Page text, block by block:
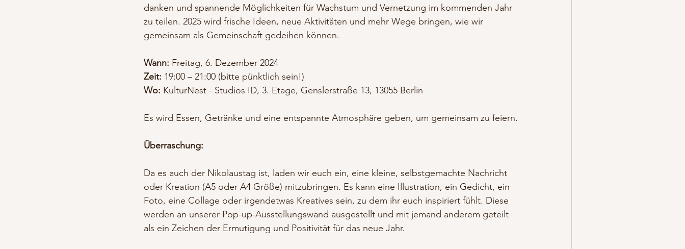
danken und spannende Möglichkeiten für Wachstum und Vernetzung im kommenden Jahr
zu teilen. 2025 wird frische Ideen, neue Aktivitäten und mehr Wege bringen, wie wir
gemeinsam als Gemeinschaft gedeihen können.
Wann: Freitag, 6. Dezember 2024
Zeit: 19:00 – 21:00 (bitte pünktlich sein!)
Wo: KulturNest - Studios ID, 3. Etage, Genslerstraße 13, 13055 Berlin
Es wird Essen, Getränke und eine entspannte Atmosphäre geben, um gemeinsam zu feiern.
Überraschung:
Da es auch der Nikolaustag ist, laden wir euch ein, eine kleine, selbstgemachte Nachricht
oder Kreation (A5 oder A4 Größe) mitzubringen. Es kann eine Illustration, ein Gedicht, ein
Foto, eine Collage oder irgendetwas Kreatives sein, zu dem ihr euch inspiriert fühlt. Diese
werden an unserer Pop-up-Ausstellungswand ausgestellt und mit jemand anderem geteilt
als ein Zeichen der Ermutigung und Positivität für das neue Jahr.